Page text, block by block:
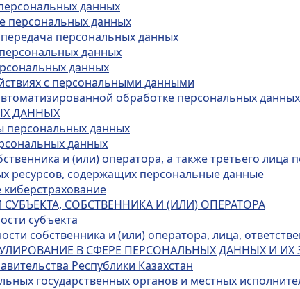
данных
персональных данных
персональных данных
данных
данных
с персональными данными
обработке персональных данных
ДАННЫХ
персональных данных
данных
и (или) оператора, а также третьего
ресурсов, содержащих персональные данные
СУБЪЕКТА, СОБСТВЕННИКА И (ИЛИ) ОПЕРАТОРА
субъекта
собственника и (или) оператора, лица,
В СФЕРЕ ПЕРСОНАЛЬНЫХ ДАННЫХ И
Республики Казахстан
государственных органов и местных